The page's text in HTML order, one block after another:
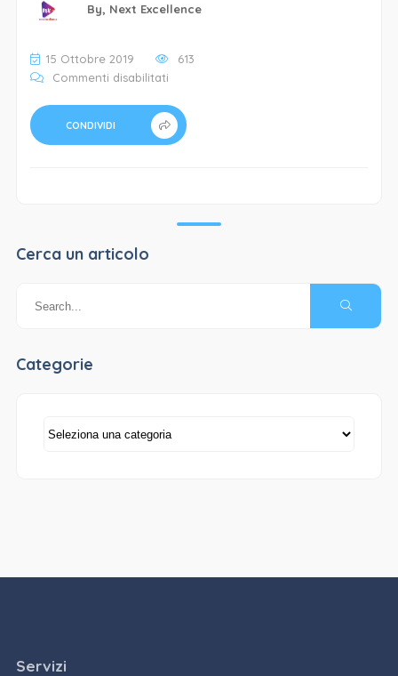
By, Next Excellence
15 Ottobre 2019
613
Commenti disabilitatisu
marchio
CONDIVIDI
Cerca un articolo
Categorie
Servizi